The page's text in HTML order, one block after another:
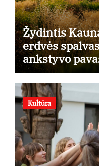
Žydintis
erdvės
ankstyvo
rudens
Kultūra